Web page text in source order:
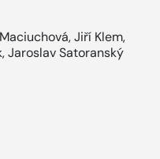
,Jiří Klem,
,Jaroslav Satoranský